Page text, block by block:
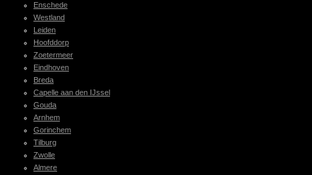
Enschede
Westland
Leiden
Hoofddorp
Zoetermeer
Eindhoven
Breda
Capelle aan den IJssel
Gouda
Arnhem
Gorinchem
Tilburg
Zwolle
Almere